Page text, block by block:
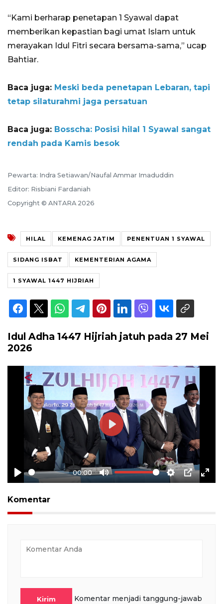
“Kami berharap penetapan 1 Syawal dapat
memberikan kepastian bagi umat Islam untuk
merayakan Idul Fitri secara bersama-sama,” ucap
Bahtiar.
Baca juga: Meski beda penetapan Lebaran, tapi
tetap silaturahmi jaga persatuan
Baca juga: Bosscha: Posisi hilal 1 Syawal sangat
rendah pada Kamis besok
Pewarta: Indra Setiawan/Naufal Ammar Imaduddin
Editor: Risbiani Fardaniah
Copyright © ANTARA 2026
HILAL KEMENAG JATIM PENENTUAN 1 SYAWAL
SIDANG ISBAT KEMENTERIAN AGAMA
1 SYAWAL 1447 HIJRIAH
Idul Adha 1447 Hijriah jatuh pada 27 Mei
2026
Play
00:00
Mute Settings
PIP
Play
Komentar
Kirim
Komentar menjadi tanggung-jawab